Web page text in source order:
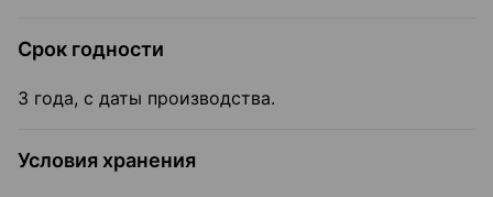
Срок годности
3 года, с даты производства.
Условия хранения